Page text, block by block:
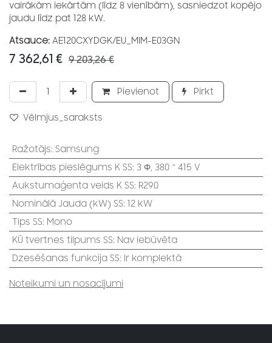
vairākām iekārtām (līdz 8 vienībām), sasniedzot kopējo
jaudu līdz pat 128 kW.
Atsauce: AE120CXYDGK/EU_MIM-E03GN
7 362,61 € 9 203,26€
Pievienot Pirkt
Vēlmjus_saraksts
Ražotājs: Samsung
Elektrības pieslēgums K SS: 3 Φ, 380 ~ 415 V
Aukstumaģenta veids K SS: R290
Nominālā Jauda (kW) SS: 12 kW
Tips SS: Mono
KŪ tvertnes tilpums SS: Nav iebūvēta
Dzesēšanas funkcija SS: Ir komplektā
Noteikumi un nosacījumi